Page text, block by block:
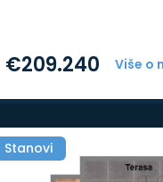
Više o
€209.240
Stanovi